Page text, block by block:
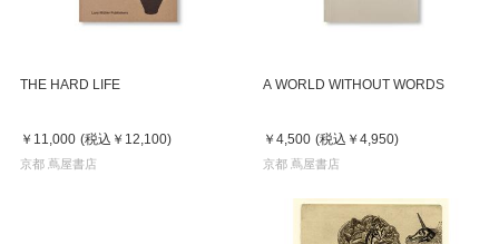
THE HARD LIFE
￥11,000 (税込 ￥12,100)
京都 蔦屋書店
A WORLD WITHOUT WORDS
￥4,500 (税込 ￥4,950)
京都 蔦屋書店